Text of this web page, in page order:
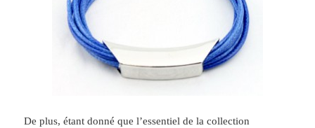
De plus, étant donné que l’essentiel de la collection